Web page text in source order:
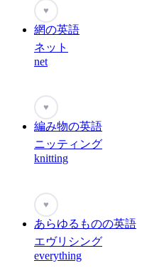
♥
網の英語
ネット
net
♥
編み物の英語
ニッティング
knitting
♥
あらゆるものの英語
エヴリシング
everything